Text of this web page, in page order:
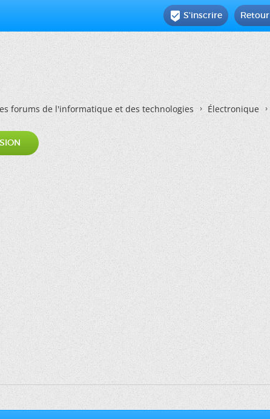
 S'inscrire
forums de l'informatique et des technologies Électronique